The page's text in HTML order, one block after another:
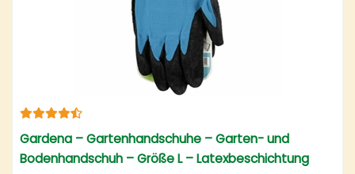
Gardena – Gartenhandschuhe – Garten- und
Bodenhandschuh – Größe L – Latexbeschichtung